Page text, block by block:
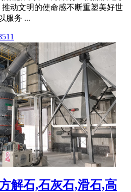
动文明的使命感不断重塑美好世
服务 ...
解石,石灰石,滑石,高